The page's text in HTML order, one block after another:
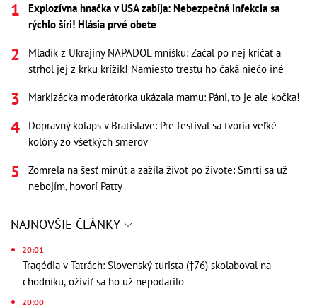
Explozívna hnačka v USA zabíja: Nebezpečná infekcia sa
rýchlo šíri! Hlásia prvé obete
Mladík z Ukrajiny NAPADOL mníšku: Začal po nej kričať a
strhol jej z krku krížik! Namiesto trestu ho čaká niečo iné
Markizácka moderátorka ukázala mamu: Páni, to je ale kočka!
Dopravný kolaps v Bratislave: Pre festival sa tvoria veľké
kolóny zo všetkých smerov
Zomrela na šesť minút a zažila život po živote: Smrti sa už
nebojím, hovorí Patty
NAJNOVŠIE ČLÁNKY
20:01
Tragédia v Tatrách: Slovenský turista (†76) skolaboval na
chodníku, oživiť sa ho už nepodarilo
20:00